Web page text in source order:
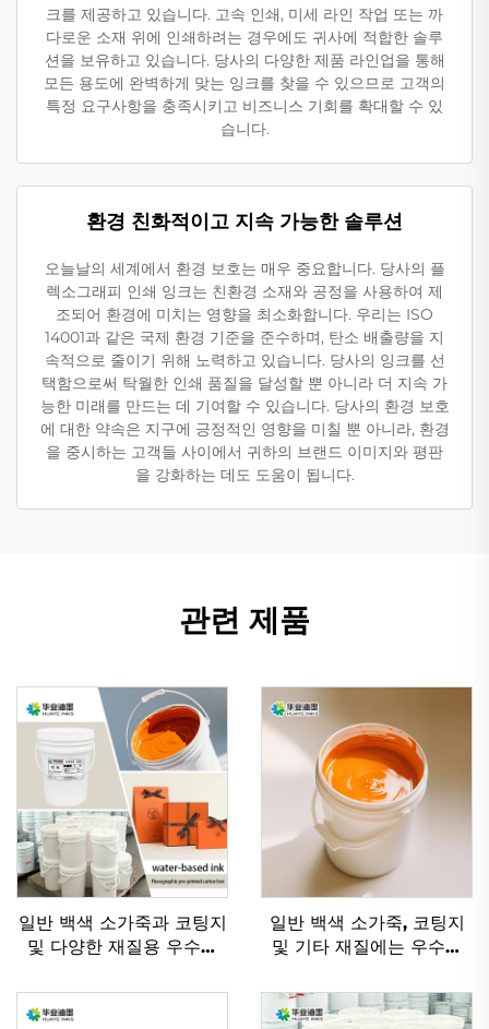
크를 제공하고 있습니다. 고속 인쇄, 미세 라인 작업 또는 까
다로운 소재 위에 인쇄하려는 경우에도 귀사에 적합한 솔루
션을 보유하고 있습니다. 당사의 다양한 제품 라인업을 통해
모든 용도에 완벽하게 맞는 잉크를 찾을 수 있으므로 고객의
특정 요구사항을 충족시키고 비즈니스 기회를 확대할 수 있
습니다.
환경 친화적이고 지속 가능한 솔루션
오늘날의 세계에서 환경 보호는 매우 중요합니다. 당사의 플
렉소그래피 인쇄 잉크는 친환경 소재와 공정을 사용하여 제
조되어 환경에 미치는 영향을 최소화합니다. 우리는 ISO
14001과 같은 국제 환경 기준을 준수하며, 탄소 배출량을 지
속적으로 줄이기 위해 노력하고 있습니다. 당사의 잉크를 선
택함으로써 탁월한 인쇄 품질을 달성할 뿐 아니라 더 지속 가
능한 미래를 만드는 데 기여할 수 있습니다. 당사의 환경 보호
에 대한 약속은 지구에 긍정적인 영향을 미칠 뿐 아니라, 환경
을 중시하는 고객들 사이에서 귀하의 브랜드 이미지와 평판
을 강화하는 데도 도움이 됩니다.
관련 제품
일반 백색 소가죽과 코팅지
및 다양한 재질용 우수한
일반 백색 소가죽, 코팅지
및 기타 재질에는 우수한
적용 가능합니다.